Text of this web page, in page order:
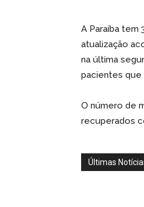
A Paraíba tem
atualização
na última
pacientes que
O número de
recuperados
Últimas